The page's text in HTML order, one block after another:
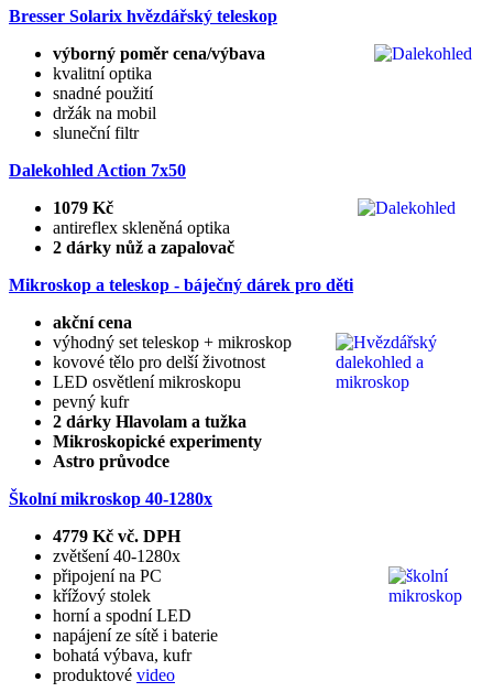
Bresser Solarix hvězdářský teleskop
výborný poměr cena/výbava
kvalitní optika
snadné použití
držák na mobil
sluneční filtr
Dalekohled Action 7x50
1079 Kč
antireflex skleněná optika
2 dárky nůž a zapalovač
Mikroskop a teleskop - báječný dárek pro děti
akční cena
výhodný set teleskop + mikroskop
kovové tělo pro delší životnost
LED osvětlení mikroskopu
pevný kufr
2 dárky Hlavolam a tužka
Mikroskopické experimenty
Astro průvodce
Školní mikroskop 40-1280x
4779 Kč vč. DPH
zvětšení 40-1280x
připojení na PC
křížový stolek
horní a spodní LED
napájení ze sítě i baterie
bohatá výbava, kufr
produktové video